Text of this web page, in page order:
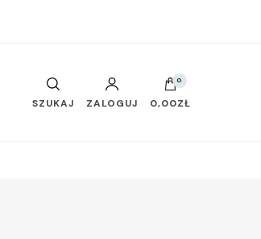
SZUKAJ ZALOGUJ
0
0,00ZŁ